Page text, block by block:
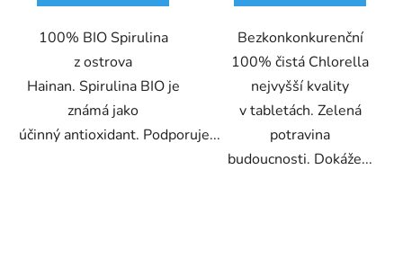
100% BIO Spirulina
z ostrova
Hainan. Spirulina BIO je
známá jako
účinný antioxidant. Podporuje...
Bezkonkonkurenční
100% čistá Chlorella
nejvyšší kvality
v tabletách. Zelená
potravina
budoucnosti. Dokáže...